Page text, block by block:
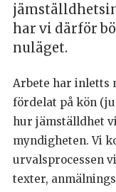
har vi därför
nuläget.
Arbete har inletts
fördelat på kön
hur jämställdhet
myndigheten. Vi
urvalsprocessen
texter,